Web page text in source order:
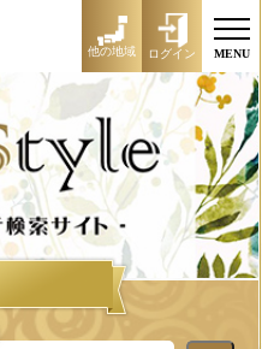
他の地域 ログイン MENU